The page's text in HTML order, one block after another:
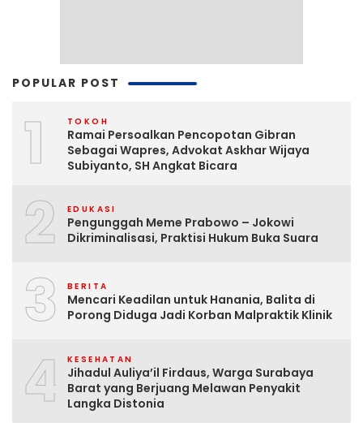
POPULAR POST
1 TOKOH
Ramai Persoalkan Pencopotan Gibran
Sebagai Wapres, Advokat Askhar Wijaya
Subiyanto, SH Angkat Bicara
2 EDUKASI
Pengunggah Meme Prabowo – Jokowi
Dikriminalisasi, Praktisi Hukum Buka Suara
3 BERITA
Mencari Keadilan untuk Hanania, Balita di
Porong Diduga Jadi Korban Malpraktik Klinik
4 KESEHATAN
Jihadul Auliya’il Firdaus, Warga Surabaya
Barat yang Berjuang Melawan Penyakit
Langka Distonia